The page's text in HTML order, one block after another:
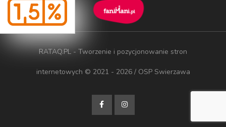
RATAQ.PL - Tworzenie i pozycjonowanie stron
internetowych © 2021 - 2026 / OSP Swierzawa